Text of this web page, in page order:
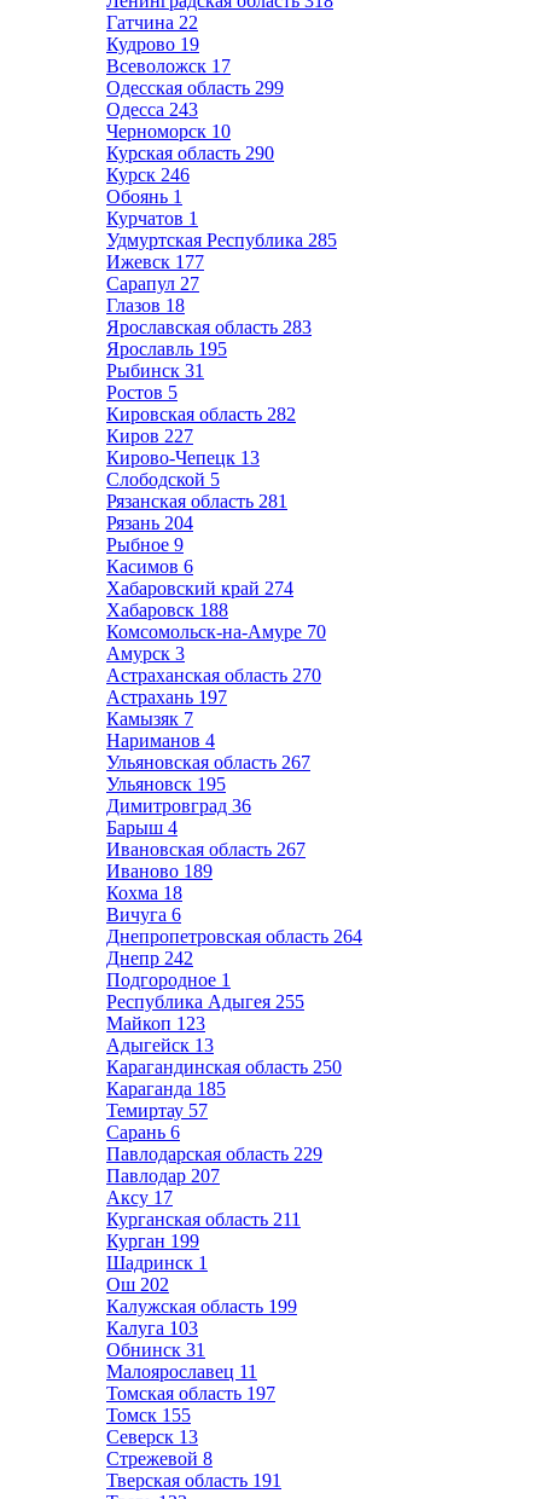
Гатчина 22
Кудрово 19
Всеволожск 17
Одесская область 299
Одесса 243
Черноморск 10
Курская область 290
Курск 246
Обоянь 1
Курчатов 1
Удмуртская Республика 285
Ижевск 177
Сарапул 27
Глазов 18
Ярославская область 283
Ярославль 195
Рыбинск 31
Ростов 5
Кировская область 282
Киров 227
Кирово-Чепецк 13
Слободской 5
Рязанская область 281
Рязань 204
Рыбное 9
Касимов 6
Хабаровский край 274
Хабаровск 188
Комсомольск-на-Амуре 70
Амурск 3
Астраханская область 270
Астрахань 197
Камызяк 7
Нариманов 4
Ульяновская область 267
Ульяновск 195
Димитровград 36
Барыш 4
Ивановская область 267
Иваново 189
Кохма 18
Вичуга 6
Днепропетровская область 264
Днепр 242
Подгородное 1
Республика Адыгея 255
Майкоп 123
Адыгейск 13
Карагандинская область 250
Караганда 185
Темиртау 57
Сарань 6
Павлодарская область 229
Павлодар 207
Аксу 17
Курганская область 211
Курган 199
Шадринск 1
Ош 202
Калужская область 199
Калуга 103
Обнинск 31
Малоярославец 11
Томская область 197
Томск 155
Северск 13
Стрежевой 8
Тверская область 191